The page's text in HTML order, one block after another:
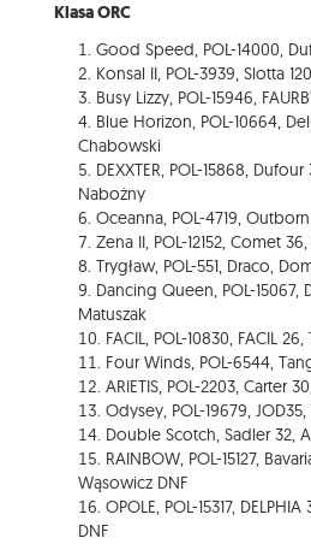
Klasa ORC
Good Speed, POL-14000,
Konsal II, POL-3939, Slotta
Busy Lizzy, POL-15946,
Blue Horizon, POL-10664,
Chabowski
DEXXTER, POL-15868,
Nabożny
Oceanna, POL-4719,
Zena II, POL-12152, Comet
Trygław, POL-551, Draco,
Dancing Queen, POL-15067,
Matuszak
FACIL, POL-10830, FACIL
Four Winds, POL-6544,
ARIETIS, POL-2203, Carter
Odysey, POL-19679,
Double Scotch, Sadler 32,
RAINBOW, POL-15127,
Wąsowicz DNF
OPOLE, POL-15317,
DNF